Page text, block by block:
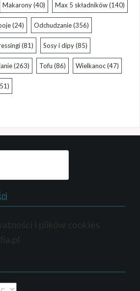
Makarony(40) Max 5 składników(140)
(24) Odchudzanie(356)
(81) Sosy i dipy(85)
(263) Tofu (86) Wielkanoc(47)
i plików cookies